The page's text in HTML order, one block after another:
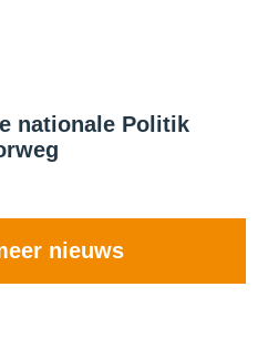
nationale Politik
nieuws